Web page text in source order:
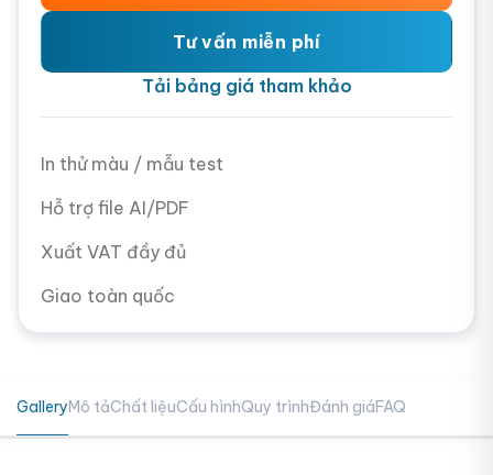
Tư vấn miễn phí
Tải bảng giá tham khảo
In thử màu / mẫu test
Hỗ trợ file AI/PDF
Xuất VAT đầy đủ
Giao toàn quốc
GalleryMô tảChất liệuCấu hìnhQuy trìnhĐánh giáFAQ